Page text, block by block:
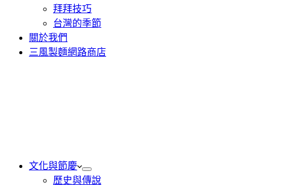
拜拜技巧
台灣的季節
關於我們
三風製麵網路商店
文化與節慶
歷史與傳說